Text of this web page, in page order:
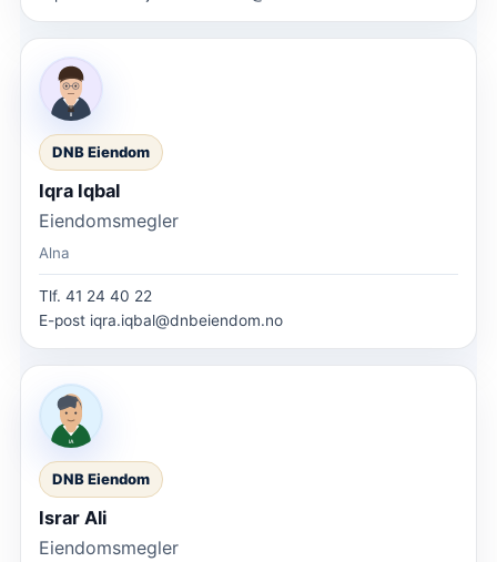
DNB Eiendom
Iqra Iqbal
Eiendomsmegler
Alna
Tlf. 41 24 40 22
E-post iqra.iqbal@dnbeiendom.no
DNB Eiendom
Israr Ali
Eiendomsmegler